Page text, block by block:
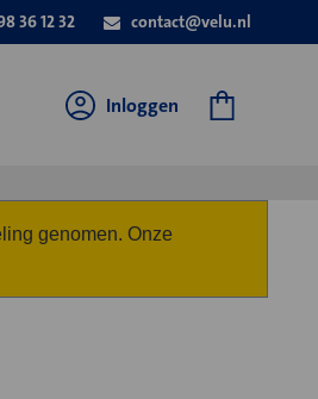
36 12 32 contact@velu.nl
Inloggen
genomen. Onze